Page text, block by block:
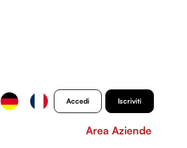
Accedi Iscriviti
Area Aziende